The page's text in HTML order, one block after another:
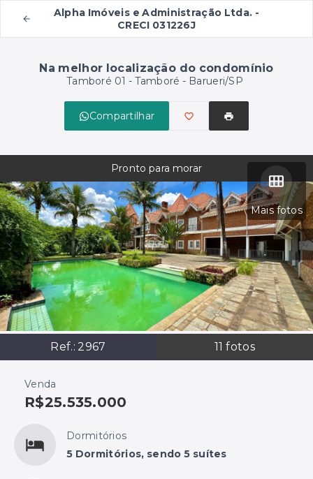
Alpha Imóveis e Administração Ltda. -
CRECI 031226J
Na melhor localização do condomínio
Tamboré 01 - Tamboré - Barueri/SP
Compartilhar
Mais fotos
Ref.: 2967 11 fotos
Pronto para morar
Venda
R$25.535.000
Dormitórios
5 Dormitórios, sendo 5 suítes